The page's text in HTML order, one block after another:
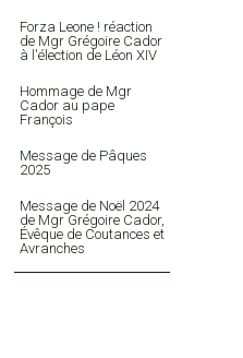
Forza Leone ! réaction
de Mgr Grégoire Cador
à l'élection de Léon XIV
Hommage de Mgr
Cador au pape
François
Message de Pâques
2025
Message de Noël 2024
de Mgr Grégoire Cador,
Évêque de Coutances et
Avranches